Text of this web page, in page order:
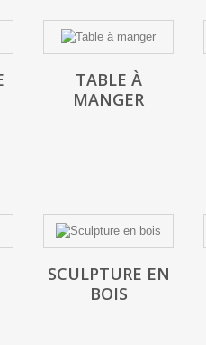
TABLE À
MANGER
SCULPTURE EN
BOIS